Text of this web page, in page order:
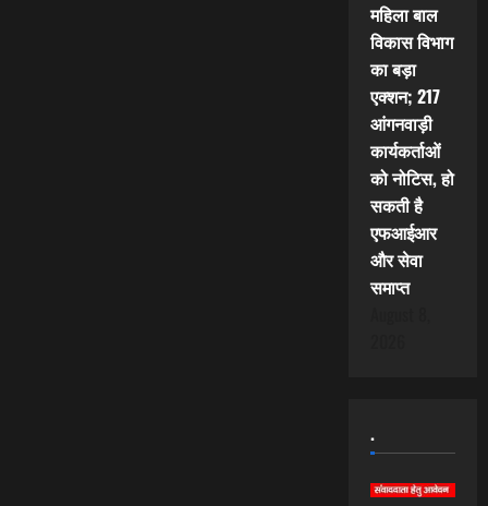
महिला बाल
विकास विभाग
का बड़ा
एक्शन; 217
आंगनवाड़ी
कार्यकर्ताओं
को नोटिस, हो
सकती है
एफआईआर
और सेवा
समाप्त
.